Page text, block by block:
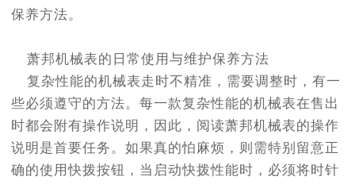
保养方法。
萧邦机械表的日常使用与维护保养方法
复杂性能的机械表走时不精准，需要调整时，有一
些必须遵守的方法。每一款复杂性能的机械表在售出
时都会附有操作说明，因此，阅读萧邦机械表的操作
说明是首要任务。如果真的怕麻烦，则需特别留意正
确的使用快拨按钮，当启动快拨性能时，必须将时针